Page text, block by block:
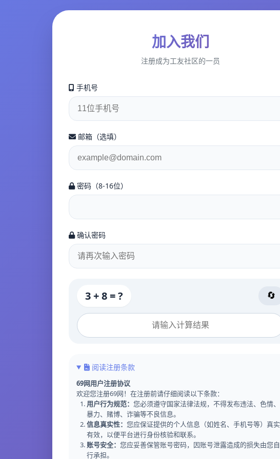
加入我们
注册成为工友社区的一员
手机号
邮箱（选填）
密码（8-16位）
确认密码
3 + 8 = ? 🔄
阅读注册条款
69网用户注册协议
欢迎您注册69网！在注册前请仔细阅读以下条款：
用户行为规范： 您必须遵守国家法律法规，不得发布违法、色情、
暴力、赌博、诈骗等不良信息。
信息真实性： 您应保证提供的个人信息（如姓名、手机号等）真实
有效，以便平台进行身份核验和联系。
账号安全： 您应妥善保管账号密码，因账号泄露造成的损失由您自
行承担。